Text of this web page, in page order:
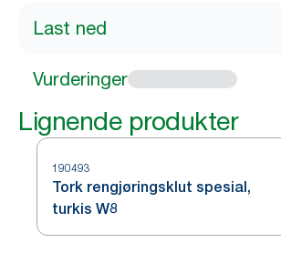
Last ned
Vurderinger
Lignende produkter
190493
Tork rengjøringsklut spesial,
turkis W8